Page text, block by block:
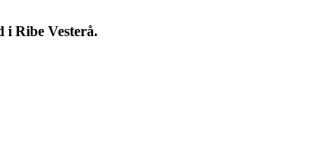
i Ribe Vesterå.